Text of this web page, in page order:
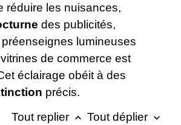
réduire les nuisances,
des publicités,
lumineuses
de commerce est
éclairage obéit à des
précis.
Tout replier keyboard_arrow_up Tout déplier keyboard_arrow_down